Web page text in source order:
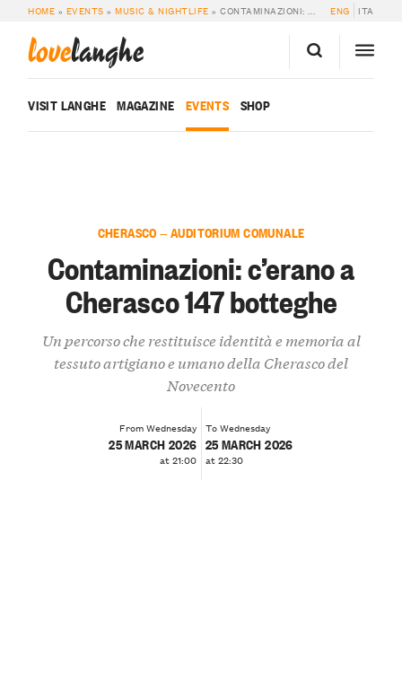
HOME » EVENTS »MUSIC & NIGHTLIFE »CONTAMINAZIONI: C’ERANO A CHERASCO 147 BOTTEGHE ENG ITA
lovelanghe
VISIT LANGHE MAGAZINE EVENTS SHOP
CHERASCO — AUDITORIUM COMUNALE
Contaminazioni: c’erano a
Cherasco 147 botteghe
Un percorso che restituisce identità e memoria al
tessuto artigiano e umano della Cherasco del
Novecento
From Wednesday
25 MARCH 2026
at 21:00
To Wednesday
25 MARCH 2026
at 22:30